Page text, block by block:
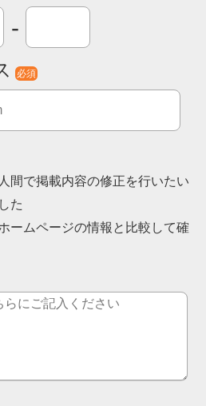
-
必須
間で掲載内容の修正を行いたい
た
ームページの情報と比較して確